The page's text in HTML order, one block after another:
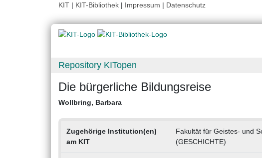
KIT | KIT-Bibliothek | Impressum | Datenschutz
Repository KITopen
Die bürgerliche Bildungsreise
Wollbring, Barbara
Zugehörige Institution(en)
am KIT
Fakultät für Geistes- und
(GESCHICHTE)